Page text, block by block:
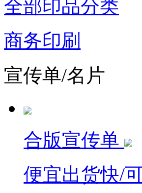
全部印品分类
商务印刷
宣传单/名片
合版宣传单
便宜出货快/